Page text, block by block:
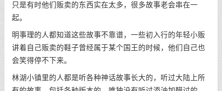
只是有时他们贩卖的东西实在太多，很多故事老会串在一
起。
明事理的人都知道这些故事不靠谱，一些初入行的年轻小贩
讲着自己贩卖的鞋子曾经属于某个国王的时候，他们自己也
会笑得停不下来。
林湖小镇里的人都是听各种神话故事长大的，听过大陆上所